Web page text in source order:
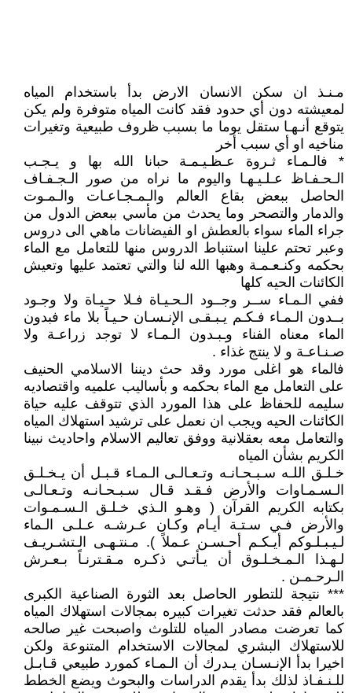
مـنـذ ان سكن الانسان الارض بدأ باستخدام المياه
لمعيشته دون أي حدود فقد كانت المياه متوفرة ولم يكن
يتوقع أنـهـا ستقل يوما ما بسبب ظروف طبيعية وتغيرات
مناخيه او أي سبب أخر
* فالـمـاء ثـروة عـظـيـمـة حبانا الله بها و يـجـب
الـحـفـاظ عـلـيـهـا واليوم ما نراه من صور الـجـفـاف
الحاصل ببعض بقاع العالم والـمـجـاعـات والـمـوت
والدمار والتصحر وما يحدث من مأسي ببعض الدول من
جراء الماء سواء بالعطش او الفيضانات ماهي الى دروس
وعبر تحتم علينا استنباط الدروس منها للتعامل مع الماء
بحكمه وكنـعـمـة وهبها الله لنا والتي تعتمد عليها وتعيش
الكائنات الحيه كلها
ففي الـمـاء ســر وجــود الـحـيـاة فـلا حـيـاة ولا وجـود
بــدون الـمـاء فـكـم يـبـقـى الإنـسـان حـيـاً بلا ماء فبدون
الماء معناه الفناء وـبـدون الـمـاء لا توجد زراعـة ولا
صـنـاعـة و لا ينتج غذاء .
فالماء هو اغلى مورد وقد حث ديننا الاسلامي الحنيف
على التعامل مع الماء بحكمه و بأساليب علميه واقتصاديه
سليمه للحفاظ على هذا المورد الذي تتوقف عليه حياة
الكائنات الحيه ويجب ان نعمل على ترشيد استهلاك المياه
والتعامل معه بعقلانية ووفق تعاليم الاسلام واحاديث نبينا
الكريم بشأن المياه
خـلـق اللـه سـبـحـانـه وتـعـالـى الـمـاء قـبـل أن يـخـلـق
الـسـمـاوات والأرض فـقـد قـال سـبـحـانـه وتـعـالـى
بكتابه الكريم القرآن ( وهـو الـذي خـلـق الـسـمـوات
والأرض فـي سـتـة أيـام وكـان عـرشـه عـلـى الـماء
لـيـبـلـوكم أيـكـم أحـسـن عـملاً ). مـنتـهـى الـتشـريـف
لـهـذا الـمـخـلـوق أن يـأتـي ذكـره مـقـترنـاً بـعـرش
الـرحـمـن .
*** نتيجة للتطور الحاصل بعد الثورة الصناعية الكبرى
بالعالم فقد حدثت تغيرات كبيره بمجالات استهلاك المياه
كما تعرضت مصادر المياه للتلوث واصبحت غير صالحه
للاستهلاك البشري لمجالات الاستخدام المتنوعة ولكن
اخيرا بدأ الإنـسـان يـدرك أن الـمـاء كمورد طبيعي قـابـل
للـنـفـاذ لذلك بدأ يقدم الدراسات والبحوث ويضع الخطط